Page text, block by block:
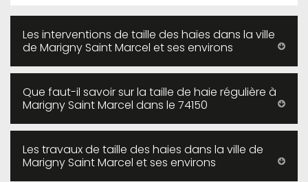
Les interventions de taille des haies dans la ville
de Marigny Saint Marcel et ses environs
Que faut-il savoir sur la taille de haie régulière à
Marigny Saint Marcel dans le 74150
Les travaux de taille des haies dans la ville de
Marigny Saint Marcel et ses environs